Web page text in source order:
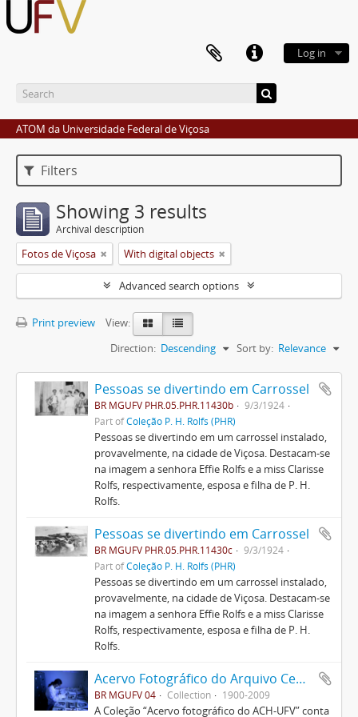
Log in
ATOM da Universidade Federal de Viçosa
Filters
Showing 3 results
Archival description
Fotos de Viçosa With digital objects
Advanced search options
Print preview
View:
Sort by: Relevance
Direction: Descending
Pessoas se divertindo em Carrossel
BR MGUFV PHR.05.PHR.11430b
9/3/1924
Part ofColeção P. H. Rolfs (PHR)
Pessoas se divertindo em um carrossel instalado,
provavelmente, na cidade de Viçosa. Destacam-se
na imagem a senhora Effie Rolfs e a miss Clarisse
Rolfs, respectivamente, esposa e filha de P. H.
Rolfs.
Pessoas se divertindo em Carrossel
BR MGUFV PHR.05.PHR.11430c
9/3/1924
Part ofColeção P. H. Rolfs (PHR)
Pessoas se divertindo em um carrossel instalado,
provavelmente, na cidade de Viçosa. Destacam-se
na imagem a senhora Effie Rolfs e a miss Clarisse
Rolfs, respectivamente, esposa e filha de P. H.
Rolfs.
Acervo Fotográfico do Arquivo Central Histórico da UFV
BR MGUFV 04 Collection 1900-2009
A Coleção “Acervo fotográfico do ACH-UFV” conta